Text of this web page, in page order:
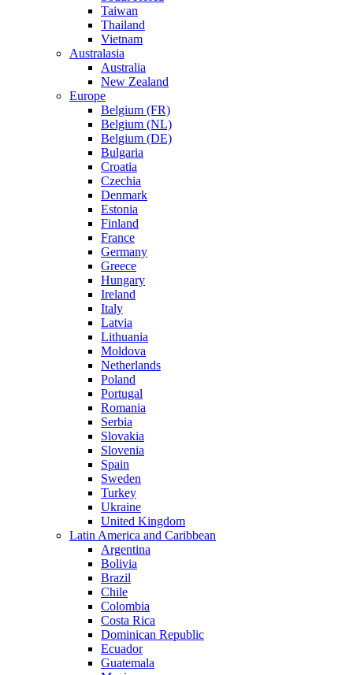
Taiwan
Thailand
Vietnam
Australasia
Australia
New Zealand
Europe
Belgium (FR)
Belgium (NL)
Belgium (DE)
Bulgaria
Croatia
Czechia
Denmark
Estonia
Finland
France
Germany
Greece
Hungary
Ireland
Italy
Latvia
Lithuania
Moldova
Netherlands
Poland
Portugal
Romania
Serbia
Slovakia
Slovenia
Spain
Sweden
Turkey
Ukraine
United Kingdom
Latin America and Caribbean
Argentina
Bolivia
Brazil
Chile
Colombia
Costa Rica
Dominican Republic
Ecuador
Guatemala